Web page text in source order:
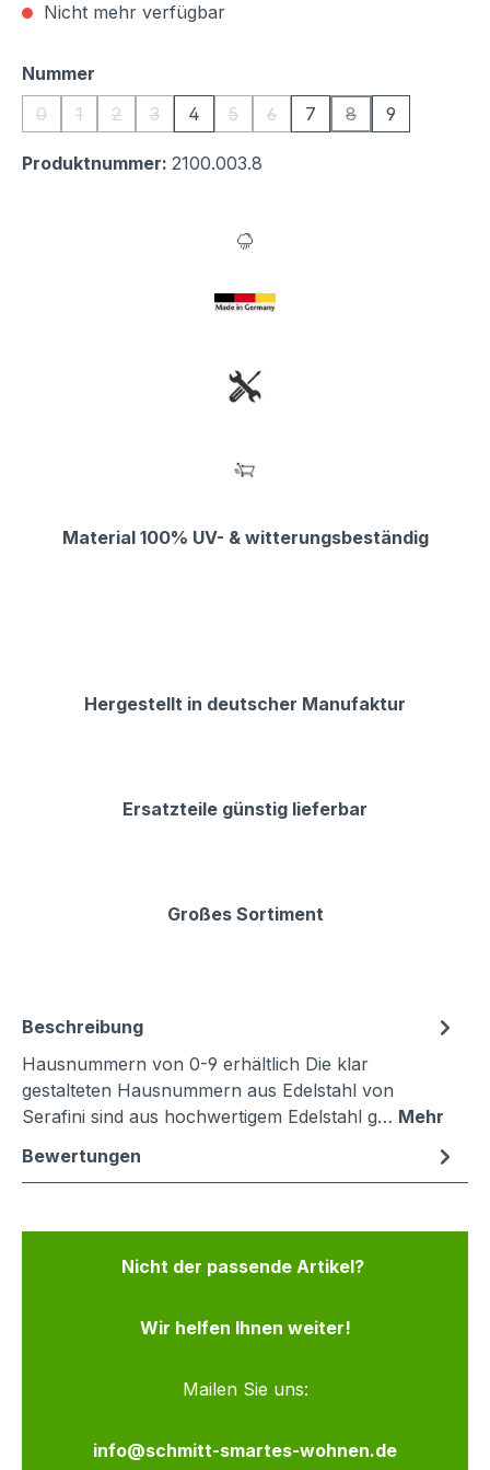
Nicht mehr verfügbar
Nummer
0
(Diese Option ist zurzeit nicht verfügbar.)
1
(Diese Option ist zurzeit nicht verfügbar.)
2
(Diese Option ist zurzeit nicht verfügbar.)
3
(Diese Option ist zurzeit nicht verfügbar.)
4 5
(Diese Option ist zurzeit nicht
6
(Diese Option ist zurzeit nicht
7 8
(Diese Option ist
9
Produktnummer: 2100.003.8
Material 100% UV- & witterungsbeständig
Hergestellt in deutscher Manufaktur
Ersatzteile günstig lieferbar
Großes Sortiment
Beschreibung
Hausnummern von 0-9 erhältlich Die klar
gestalteten Hausnummern aus Edelstahl von
Serafini sind aus hochwertigem Edelstahl g… Mehr
Bewertungen
Nicht der passende Artikel?
Wir helfen Ihnen weiter!
Mailen Sie uns:
info@schmitt-smartes-wohnen.de